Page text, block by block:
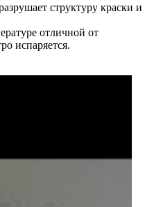
структуру краски и
отличной от
испаряется.